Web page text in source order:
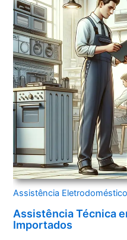
Assistência
Assistência Técnica
Importados